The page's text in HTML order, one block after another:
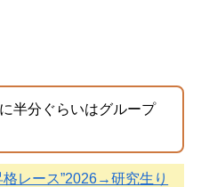
半分ぐらいはグループ
格レース”2026→研究生り